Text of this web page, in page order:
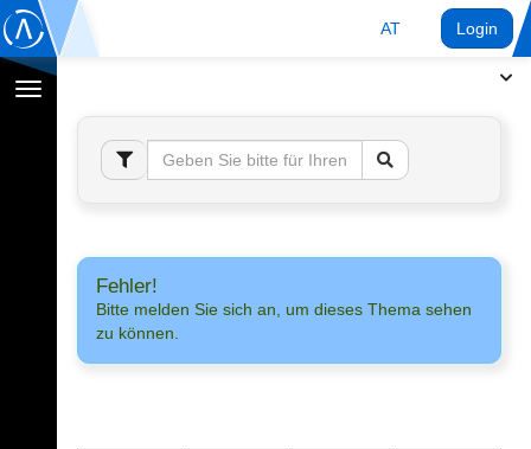
AT Login
Navigation
umschalten
Fehler!
Bitte melden Sie sich an, um dieses Thema sehen
zu können.